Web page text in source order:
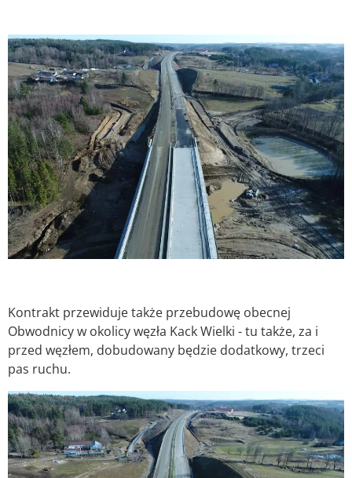
Kontrakt przewiduje także przebudowę obecnej
Obwodnicy w okolicy węzła Kack Wielki - tu także, za i
przed węzłem, dobudowany będzie dodatkowy, trzeci
pas ruchu.